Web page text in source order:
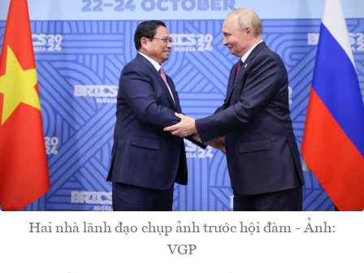
Hai nhà lãnh đạo chụp ảnh trước hội đàm - Ảnh:
VGP